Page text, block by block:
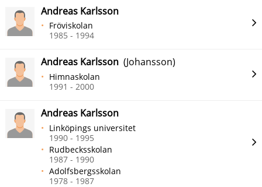
Andreas Karlsson
Fröviskolan
1985 - 1994
Andreas Karlsson (Johansson)
Himnaskolan
1991 - 2000
Andreas Karlsson
Linköpings universitet
1990 - 1995
Rudbecksskolan
1987 - 1990
Adolfsbergsskolan
1978 - 1987